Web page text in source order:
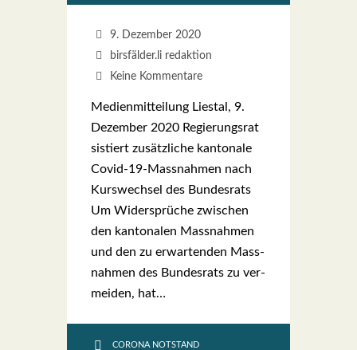
9. Dezember 2020
birsfälder.li redaktion
Keine Kommentare
Medi­en­mit­tei­lung Lies­tal, 9.
Dezem­ber 2020 Regie­rungs­rat
sis­tiert zusätzliche kan­to­na­le
Covid-19-Mas­s­­nah­­men nach
Kurs­wech­sel des Bun­des­rats
Um Widersprüche zwi­schen
den kan­to­na­len Mass­nah­men
und den zu erwar­ten­den Mass­
nah­men des Bun­des­rats zu ver­
mei­den, hat…
CORONA NOTSTAND